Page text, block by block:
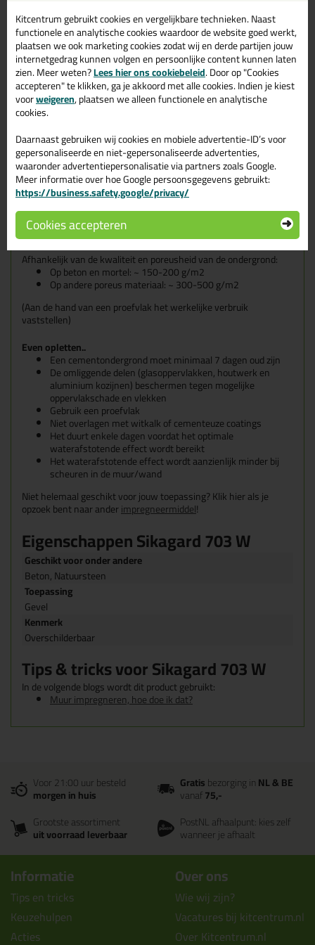
boosdoener (ongeveer 50%) van alle beschadigingen van muren
en gebouwen. De Sikagard 703 W kan gebruikt worden op
mineraalhoudende ondergronden zoals mortel, metselwerk,
baksteen, natuursteen, betonnen dakpannen en asbestcement.
Kenmerken
Sterk waterafstotend
'ademen')
Niet zichtbaar na behandeling
Verbeterd de weerstand tegen vuil
Kan met geschikte verven en coatingsystemen worden
afgewerkt
Watergedragen, milieuvriendelijk
Klaar voor gebruik
Verbruik
Afhankelijk van de kwaliteit en poreusheid van de ondergrond:
Op beton en mortel: ~ 150-200 g/m2
Op andere poreus materiaal: ~ 300-500 g/m2
(Aan de hand van een proefvlak het werkelijke verbruik
vaststellen)
Even opletten..
Een cementondergrond moet minimaal 7 dagen oud zijn
De omliggende delen (glasoppervlakken, houtwerk en
aluminium kozijnen) beschermen tegen mogelijke
oppervlakschade en vlekken
Gebruik een proefvlak
Niet overlagen met witkalk of cementeuze coatings
Het duurt enkele dagen voordat het optimale
waterafstotende effect wordt bereikt
Het waterafstotende effect wordt aanzienlijk minder bij
scheuren in de muur/wand
Niet helemaal geschikt voor jouw toepassing? Klik hier als je
opzoek bent naar anderimpregneermiddel!
Eigenschappen Sikagard 703 W
Geschikt voor onder andere
Beton, Natuursteen
Toepassing
Gevel
Kenmerk
Overschilderbaar
Tips & tricks voor Sikagard 703 W
In de volgende blogs wordt dit product gebruikt:
Muur impregneren, hoe doe ik dat?
Voor 21:00 uur besteld
morgen in huis
Gratisbezorging inNL & BE
vanaf75,-
Grootste assortiment
uit voorraad leverbaar
PostNL afhaalpunt: kies zelf
wanneer je afhaalt
Informatie
Tips en tricks
Keuzehulpen
Acties
Over ons
Wie wij zijn?
Vacatures bij kitcentrum.nl
Over Kitcentrum.nl
Kitcentrum gebruikt cookies en vergelijkbare technieken. Naast
functionele en analytische cookies waardoor de website goed werkt,
plaatsen we ook marketing cookies zodat wij en derde partijen jouw
internetgedrag kunnen volgen en persoonlijke content kunnen laten
zien. Meer weten?Lees hier ons cookiebeleid. Door op "Cookies
accepteren" te klikken, ga je akkoord met alle cookies. Indien je kiest
voorweigeren, plaatsen we alleen functionele en analytische
cookies.
Daarnaast gebruiken wij cookies en mobiele advertentie-ID’s voor
gepersonaliseerde en niet-gepersonaliseerde advertenties,
waaronder advertentiepersonalisatie via partners zoals Google.
Meer informatie over hoe Google persoonsgegevens gebruikt:
https://business.safety.google/privacy/
Cookies accepteren